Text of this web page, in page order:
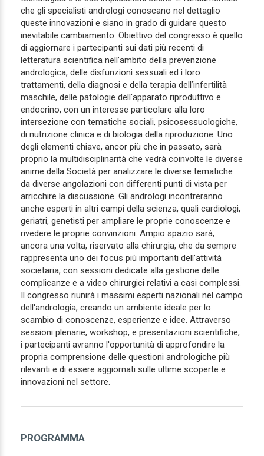
che gli specialisti andrologi conoscano nel dettaglio
queste innovazioni e siano in grado di guidare questo
inevitabile cambiamento. Obiettivo del congresso è quello
di aggiornare i partecipanti sui dati più recenti di
letteratura scientifica nell’ambito della prevenzione
andrologica, delle disfunzioni sessuali ed i loro
trattamenti, della diagnosi e della terapia dell’infertilità
maschile, delle patologie dell'apparato riproduttivo e
endocrino, con un interesse particolare alla loro
intersezione con tematiche sociali, psicosessuologiche,
di nutrizione clinica e di biologia della riproduzione. Uno
degli elementi chiave, ancor più che in passato, sarà
proprio la multidisciplinarità che vedrà coinvolte le diverse
anime della Società per analizzare le diverse tematiche
da diverse angolazioni con differenti punti di vista per
arricchire la discussione. Gli andrologi incontreranno
anche esperti in altri campi della scienza, quali cardiologi,
geriatri, genetisti per ampliare le proprie conoscenze e
rivedere le proprie convinzioni. Ampio spazio sarà,
ancora una volta, riservato alla chirurgia, che da sempre
rappresenta uno dei focus più importanti dell’attività
societaria, con sessioni dedicate alla gestione delle
complicanze e a video chirurgici relativi a casi complessi.
Il congresso riunirà i massimi esperti nazionali nel campo
dell'andrologia, creando un ambiente ideale per lo
scambio di conoscenze, esperienze e idee. Attraverso
sessioni plenarie, workshop, e presentazioni scientifiche,
i partecipanti avranno l'opportunità di approfondire la
propria comprensione delle questioni andrologiche più
rilevanti e di essere aggiornati sulle ultime scoperte e
innovazioni nel settore.
PROGRAMMA